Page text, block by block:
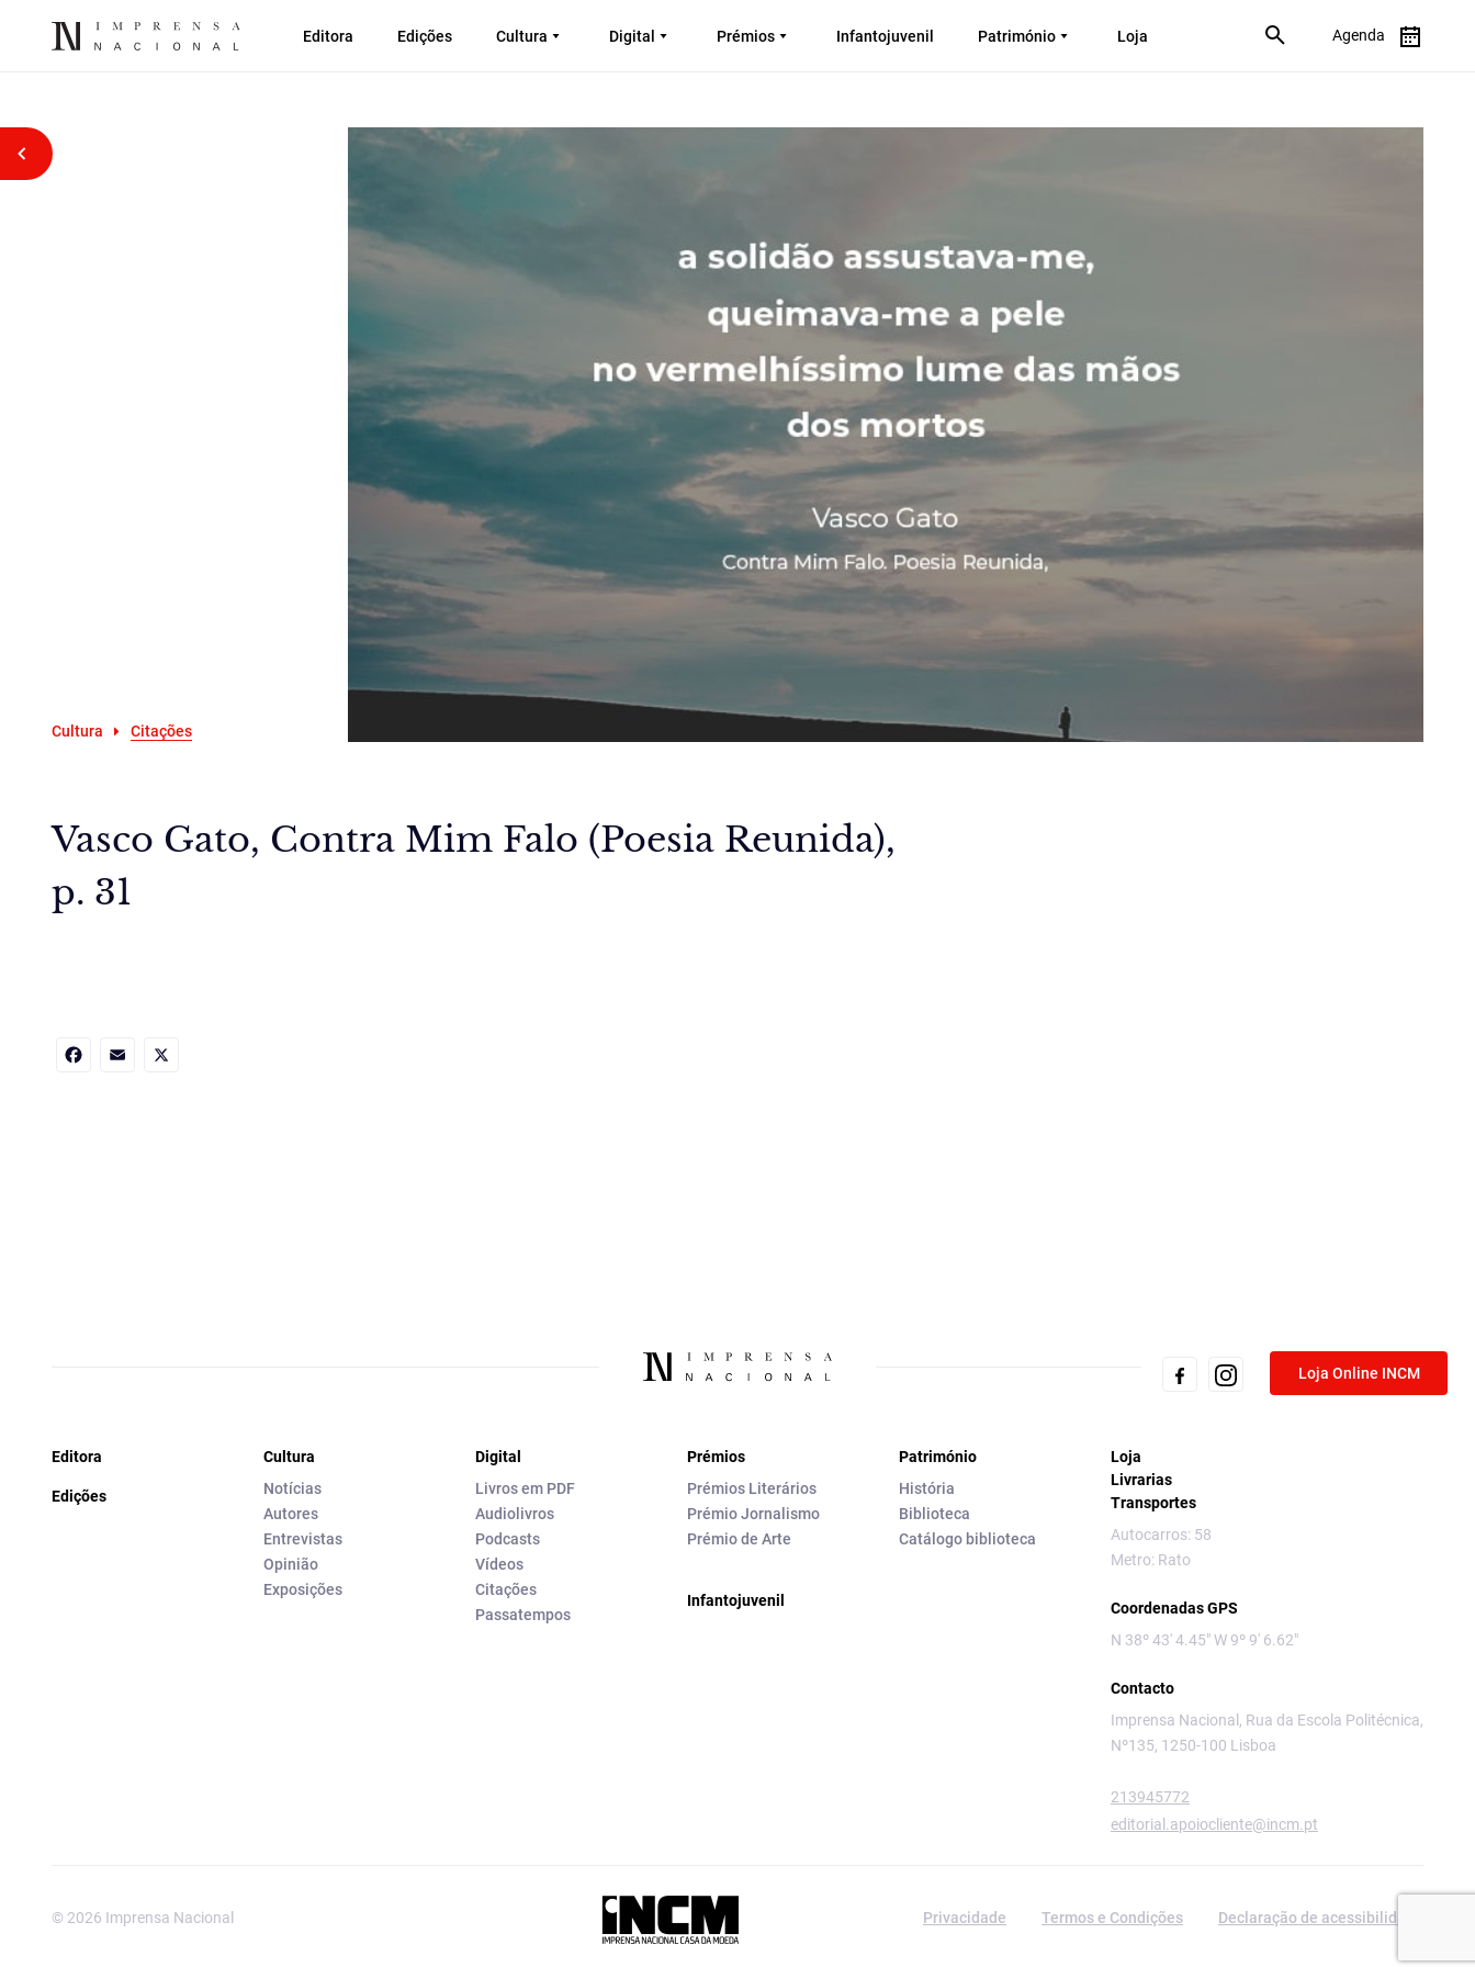
Editora Edições Cultura Digital Prémios Infantojuvenil Património Loja Agenda
Voltar atrás
Cultura Citações
Vasco Gato, Contra Mim Falo (Poesia Reunida),
p. 31
Loja Online INCM
Editora
Edições
Cultura
Notícias
Autores
Entrevistas
Opinião
Exposições
Digital
Livros em PDF
Audiolivros
Podcasts
Vídeos
Citações
Passatempos
Prémios
Prémios Literários
Prémio Jornalismo
Prémio de Arte
Infantojuvenil
Património
História
Biblioteca
Catálogo biblioteca
Loja
Livrarias
Transportes
Autocarros: 58
Metro: Rato
Coordenadas GPS
N 38º 43' 4.45" W 9º 9' 6.62"
Contacto
Imprensa Nacional, Rua da Escola Politécnica,
Nº135, 1250-100 Lisboa
213945772
editorial.apoiocliente@incm.pt
© 2026 Imprensa Nacional Privacidade Termos e Condições Declaração de acessibilidade